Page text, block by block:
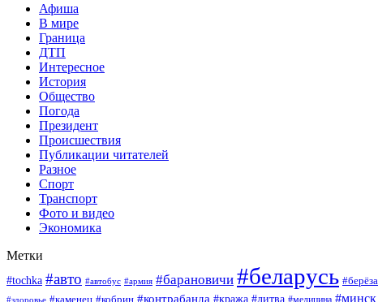
Афиша
В мире
Граница
ДТП
Интересное
История
Общество
Погода
Президент
Происшествия
Публикации читателей
Разное
Спорт
Транспорт
Фото и видео
Экономика
Метки
#tochka #авто #автобус #армия #барановичи #беларусь #берёза
#здоровье #каменец #кобрин #контрабанда #кража #литва #медицина #минск